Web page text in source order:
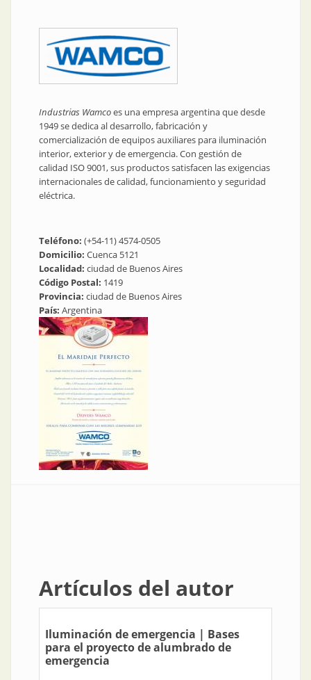
Industrias Wamcoes una empresa argentina que desde
1949 se dedica al desarrollo, fabricación y
comercialización de equipos auxiliares para iluminación
interior, exterior y de emergencia. Con gestión de
calidad ISO 9001, sus productos satisfacen las exigencias
internacionales de calidad, funcionamiento y seguridad
eléctrica.
Teléfono: (+54-11) 4574-0505
Domicilio: Cuenca 5121
Localidad: ciudad de Buenos Aires
Código Postal: 1419
Provincia: ciudad de Buenos Aires
País: Argentina
Artículos del autor
Iluminación de emergencia | Bases
para el proyecto de alumbrado de
emergencia